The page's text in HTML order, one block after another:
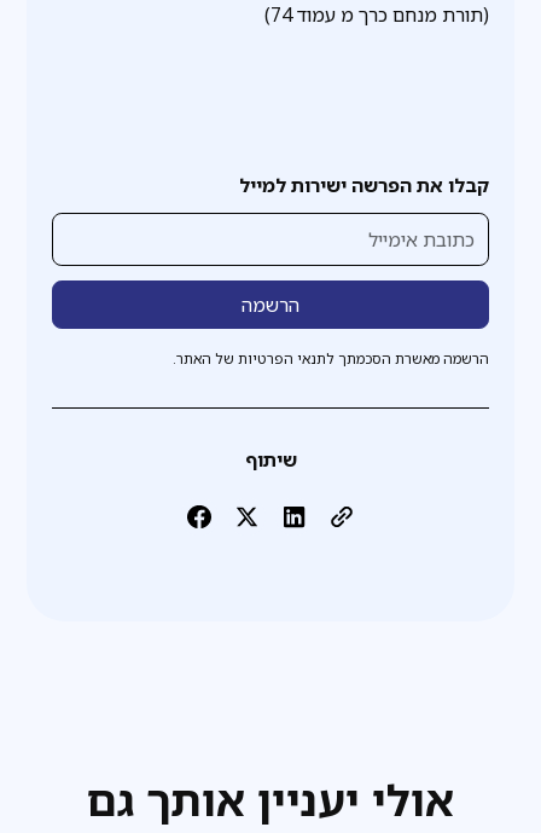
קבלו את הפרשה ישירות למייל
הרשמה מאשרת הסכמתך לתנאי הפרטיות של האתר.
שיתוף
(תורת מנחם כרך מ עמוד 74)
אולי יעניין אותך גם